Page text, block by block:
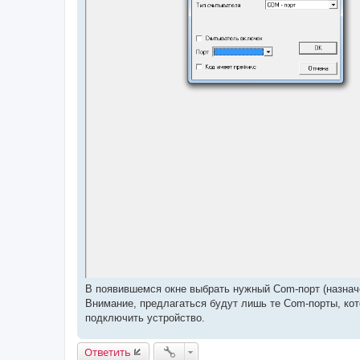
В появившемся окне выбрать нужный Com-порт
Внимание, предлагаться будут лишь те Com-порты,
подключить устройство.
Ответить